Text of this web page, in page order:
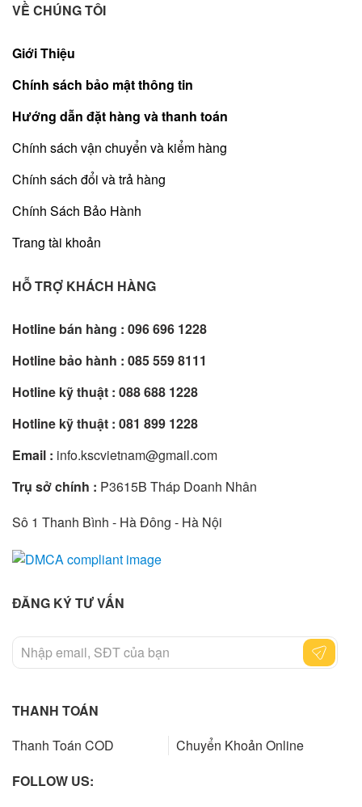
VỀ CHÚNG TÔI
Giới Thiệu
Chính sách bảo mật thông tin
Hướng dẫn đặt hàng và thanh toán
Chính sách vận chuyển và kiểm hàng
Chính sách đổi và trả hàng
Chính Sách Bảo Hành
Trang tài khoản
HỖ TRỢ KHÁCH HÀNG
Hotline bán hàng : 096 696 1228
Hotline bảo hành : 085 559 8111
Hotline kỹ thuật : 088 688 1228
Hotline kỹ thuật : 081 899 1228
Email : info.kscvietnam@gmail.com
Trụ sở chính : P3615B Tháp Doanh Nhân
Sô 1 Thanh Bình - Hà Đông - Hà Nội
ĐĂNG KÝ TƯ VẤN
THANH TOÁN
Thanh Toán COD
Chuyển Khoản Online
FOLLOW US: